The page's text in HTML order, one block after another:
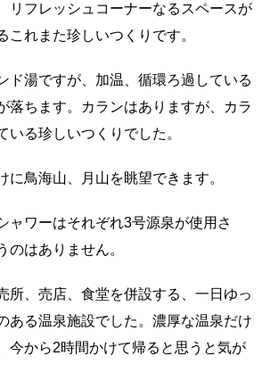
リフレッシュコーナーなるスペースが
これまた珍しいつくりです。
ド湯ですが、加温、循環ろ過している
落ちます。カランはありますが、カラ
いる珍しいつくりでした。
に鳥海山、月山を眺望できます。
ャワーはそれぞれ3号源泉が使用さ
のはありません。
所、売店、食堂を併設する、一日ゆっ
ある温泉施設でした。濃厚な温泉だけ
今から2時間かけて帰ると思うと気が